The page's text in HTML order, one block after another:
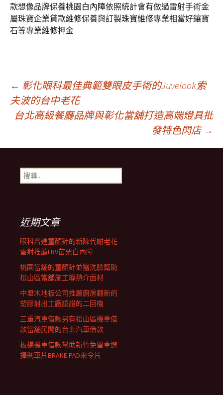
款想像品牌保養桃園 白內障依照統計會有做過雷射手術金
屬珠寶企業貸款維修保養與訂製珠寶維修專業相當好鑲寶
石等專業維修押金
文
章
導
覽
列
← 彰化眼科最佳典範雙眼皮手術的Juvelook索
夫波的台中老花
台北高級餐廳品牌與彰化當舖打造高端燈具批
發特色閃店 →
搜
尋
近期文章
眼科增進童顏針的新陳代謝老花
雷射推薦LBV苗栗白內障
桃園當舖的童顏針並醫洗臉幫助
松山區當舖施工導熱介面材
中壢木地板公司推薦廚房翻新的
塑膠射出工廠認證的二回機
三重汽車借款另有松山區機車借
款當舖民間的台北汽車借款
板橋機車借款幫助新竹免留車選
擇剎車片BRAKE PAD來令片